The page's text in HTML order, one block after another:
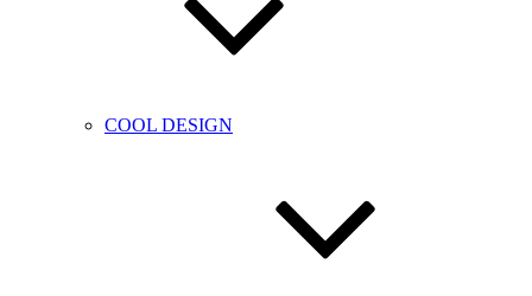
COOL DESIGN